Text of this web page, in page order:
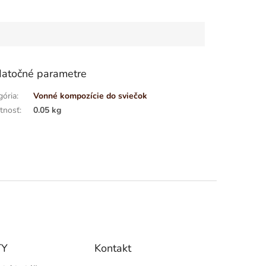
parametre
:
Vonné kompozície do sviečok
: 0.05 kg
Kontakt